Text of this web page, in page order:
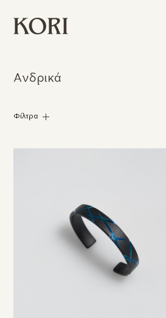
Ανδρικά
Φίλτρα